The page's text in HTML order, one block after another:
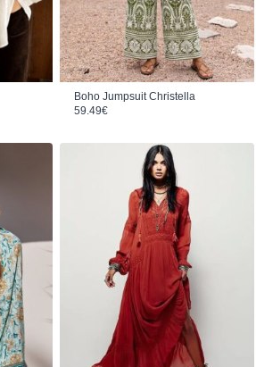
Boho Jumpsuit Christella
59.49€